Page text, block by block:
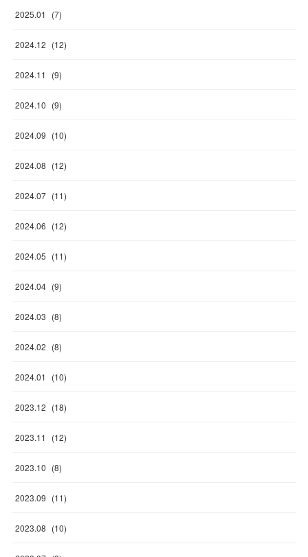
2025.01 (7)
2024.12 (12)
2024.11 (9)
2024.10 (9)
2024.09 (10)
2024.08 (12)
2024.07 (11)
2024.06 (12)
2024.05 (11)
2024.04 (9)
2024.03 (8)
2024.02 (8)
2024.01 (10)
2023.12 (18)
2023.11 (12)
2023.10 (8)
2023.09 (11)
2023.08 (10)